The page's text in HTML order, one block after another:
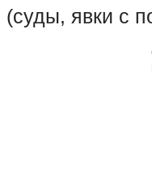
(суды, явки с